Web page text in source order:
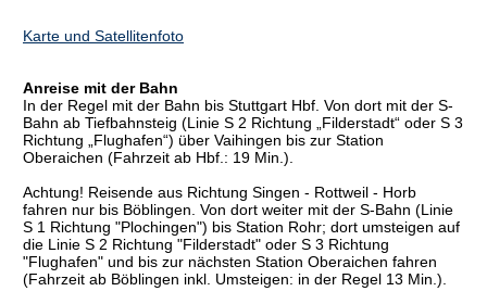
Karte und Satellitenfoto
Anreise mit der Bahn
In der Regel mit der Bahn bis Stuttgart Hbf. Von dort mit der S-
Bahn ab Tiefbahnsteig (Linie S 2 Richtung „Filderstadt“ oder S 3
Richtung „Flughafen“) über Vaihingen bis zur Station
Oberaichen (Fahrzeit ab Hbf.: 19 Min.).
Achtung! Reisende aus Richtung Singen - Rottweil - Horb
fahren nur bis Böblingen. Von dort weiter mit der S-Bahn (Linie
S 1 Richtung "Plochingen") bis Station Rohr; dort umsteigen auf
die Linie S 2 Richtung "Filderstadt" oder S 3 Richtung
"Flughafen" und bis zur nächsten Station Oberaichen fahren
(Fahrzeit ab Böblingen inkl. Umsteigen: in der Regel 13 Min.).